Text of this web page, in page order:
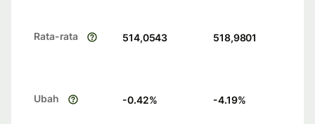
Rata-rata 514,0543 518,9801
Ubah -0.42% -4.19%